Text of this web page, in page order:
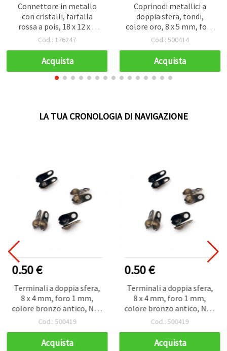
Connettore in metallo
con cristalli, farfalla
rossa a pois, 18 x 12 x 3
mm, foro 1,5 mm, colore
Cod.: 176247
Acquista
Coprinodi metallici a
doppia sfera, tondi,
colore oro, 8 x 5 mm, foro
1 mm - 50 pz
Cod.: 500414
Acquista
LA TUA CRONOLOGIA DI NAVIGAZIONE
0.50 €
Terminali a doppia sfera,
8 x 4 mm, foro 1 mm,
colore bronzo antico, NF -
50 pz
Cod.: 500419
Acquista
0.50 €
Terminali a doppia sfera,
8 x 4 mm, foro 1 mm,
colore bronzo antico, NF -
50 pz
Cod.: 500419
Acquista